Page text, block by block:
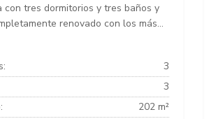
con tres dormitorios y tres baños y
renovado con los más...
3
3
202 m²